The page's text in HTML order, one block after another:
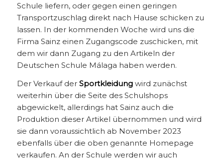
Schule liefern, oder gegen einen geringen
Transportzuschlag direkt nach Hause schicken zu
lassen. In der kommenden Woche wird uns die
Firma Sainz einen Zugangscode zuschicken, mit
dem wir dann Zugang zu den Artikeln der
Deutschen Schule Málaga haben werden.
Der Verkauf der Sportkleidung wird zunächst
weiterhin über die Seite des Schulshops
abgewickelt, allerdings hat Sainz auch die
Produktion dieser Artikel übernommen und wird
sie dann voraussichtlich ab November 2023
ebenfalls über die oben genannte Homepage
verkaufen. An der Schule werden wir auch